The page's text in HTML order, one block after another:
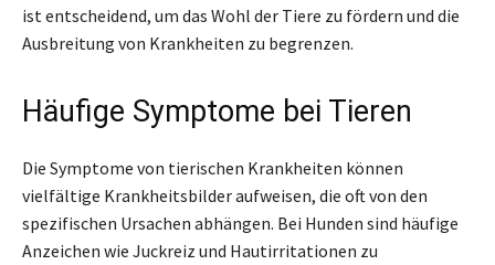
ist entscheidend, um das Wohl der Tiere zu fördern und die
Ausbreitung von Krankheiten zu begrenzen.
Häufige Symptome bei Tieren
Die Symptome von tierischen Krankheiten können
vielfältige Krankheitsbilder aufweisen, die oft von den
spezifischen Ursachen abhängen. Bei Hunden sind häufige
Anzeichen wie Juckreiz und Hautirritationen zu